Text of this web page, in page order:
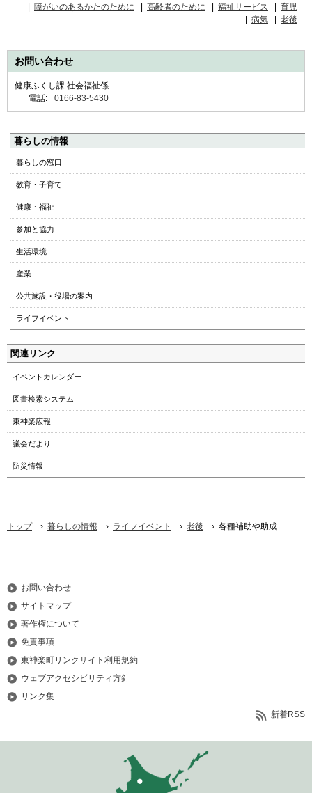
障がいのあるかたのために
高齢者のために 福祉サービス
育児
病気
老後
お問い合わせ
健康ふくし課 社会福祉係
電話:
0166-83-5430
ペ
ッ
本
メ
ー
暮らしの情報
暮らしの窓口
教育・子育て
健康・福祉
参加と協力
生活環境
産業
公共施設・役場の案内
ライフイベント
関連リンク
イベントカレンダー
図書検索システム
東神楽広報
議会だより
防災情報
トップ › 暮らしの情報 › ライフイベント › 老後 › 各種補助や助成
お問い合わせ
サイトマップ
著作権について
免責事項
東神楽町リンクサイト利用規約
ウェブアクセシビリティ方針
リンク集
新着RSS